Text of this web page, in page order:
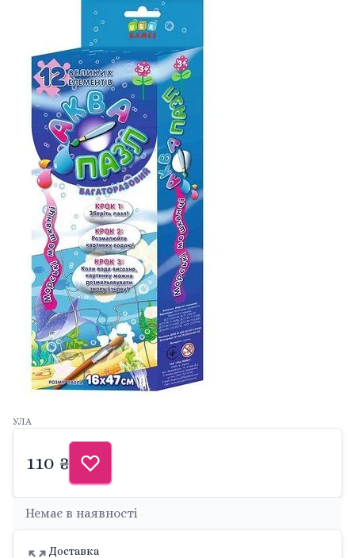
УЛА
110 ₴
Немає в наявності
Доставка